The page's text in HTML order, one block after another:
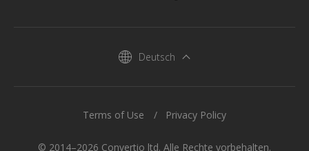
Deutsch
© 2014–2026 Convertio ltd. Alle Rechte vorbehalten.
Terms of Use Privacy Policy